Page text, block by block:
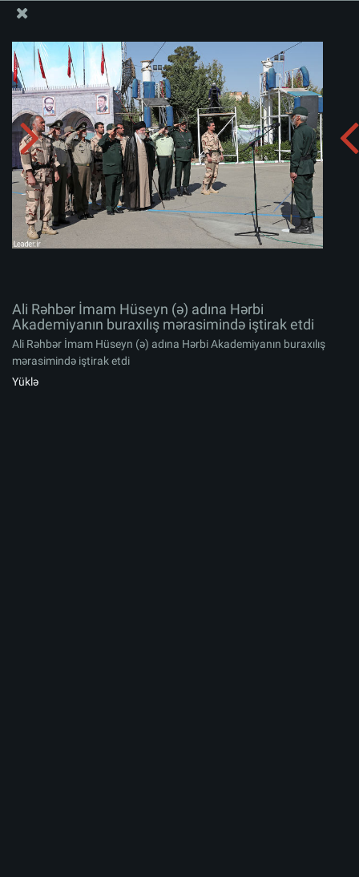
Ali Rəhbər İmam Hüseyn (ə) adına Hərbi Akademiyanın
buraxılış mərasimində iştirak etdi
Albomu yüklə:
Ali Rəhbər İmam Hüseyn (ə) adına Hərbi
Akademiyanın buraxılış mərasimində iştirak etdi
Ali Rəhbər İmam Hüseyn (ə) adına Hərbi Akademiyanın buraxılış
mərasimində iştirak etdi
Yüklə